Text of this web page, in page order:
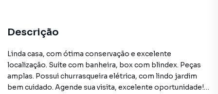
Descrição
Linda casa, com ótima conservação e excelente
localização. Suíte com banheira, box com blindex. Peças
amplas. Possui churrasqueira elétrica, com lindo jardim
bem cuidado. Agende sua visita, excelente oportunidade!